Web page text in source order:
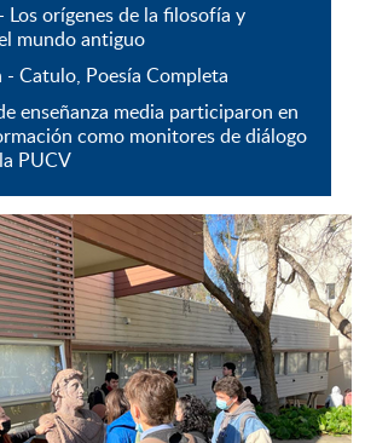
Los orígenes de la filosofía y
mundo antiguo
- Catulo, Poesía Completa
enseñanza media participaron en
como monitores de diálogo
PUCV